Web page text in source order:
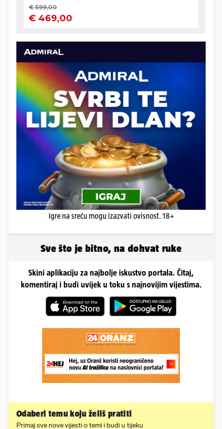
Igre na sreću mogu izazvati ovisnost. 18+
Sve što je bitno, na dohvat ruke
Skini aplikaciju za najbolje iskustvo portala. Čitaj,
komentiraj i budi uvijek u toku s najnovijim vijestima.
Odaberi temu koju želiš pratiti
Primaj sve nove vijesti o temi i budi u tijeku